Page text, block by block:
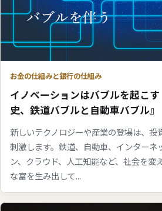
お金の仕組みと銀行の仕組み
イノベーションはバブルを起こ
史、鉄道バブルと自動車バブル』
新しいテクノロジーや産業の登場は、投
刺激します。鉄道、自動車、インターネ
ン、クラウド、人工知能など、社会を変
な富を生み出して...